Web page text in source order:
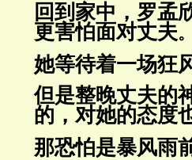
回到家中，罗孟
更害怕面对丈夫。
她等待着一场狂
但是整晚丈夫的
的，对她的态度
那恐怕是暴风雨